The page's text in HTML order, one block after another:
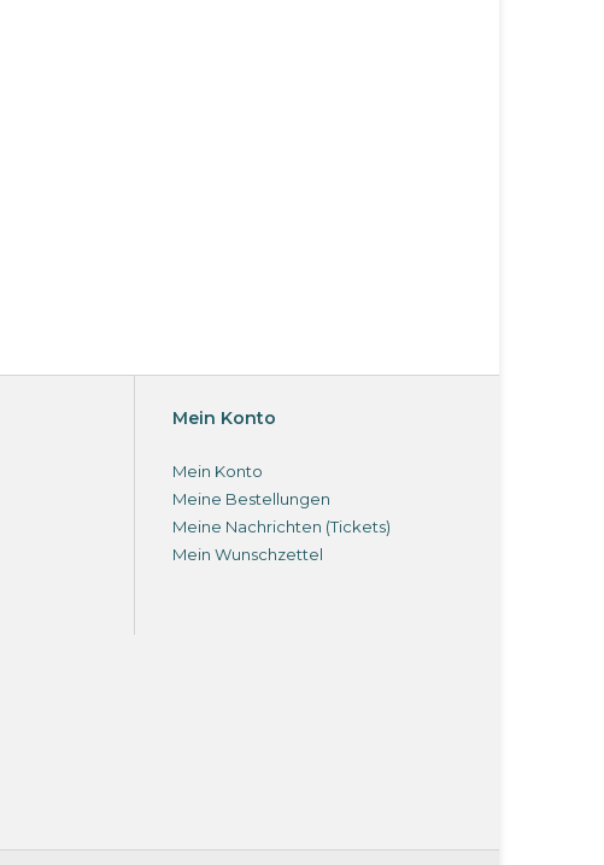
Mein Konto
Mein Konto
Meine Bestellungen
Meine Nachrichten (Tickets)
Mein Wunschzettel